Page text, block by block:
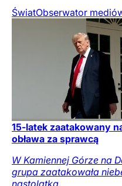
ŚwiatObserwator
15-latek zaatakowany
obława za sprawcą
W Kamiennej Górze na
grupa zaatakowała